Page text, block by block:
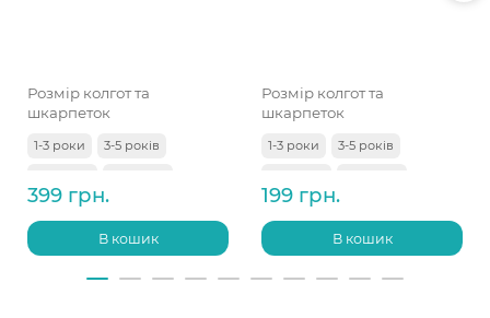
Розмір колгот та
шкарпеток
1-3 роки
3-5 років
9-11 років
399 грн.
В кошик
Розмір колгот та
шкарпеток
1-3 роки
3-5 років
199 грн.
В кошик